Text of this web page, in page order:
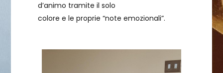
d’animo tramite il solo
colore e le proprie “note emozionali”.